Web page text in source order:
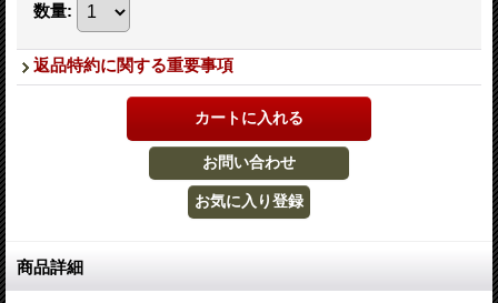
数量:
返品特約に関する重要事項
商品詳細